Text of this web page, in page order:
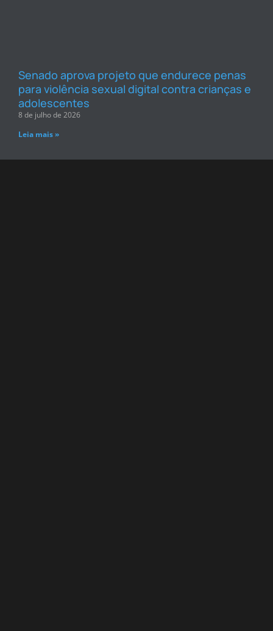
Senado aprova projeto que endurece penas
para violência sexual digital contra crianças e
adolescentes
8 de julho de 2026
Leia mais »